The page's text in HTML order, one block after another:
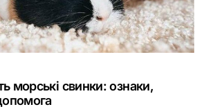
морські свинки: ознаки,